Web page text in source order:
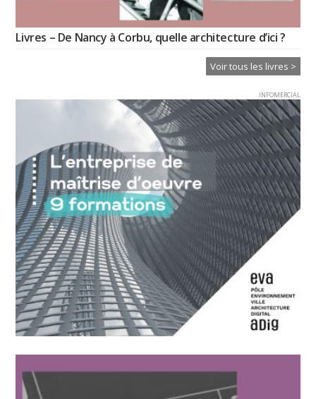
Livres – De Nancy à Corbu, quelle architecture d’ici ?
Voir tous les livres >
INFOMERCIAL